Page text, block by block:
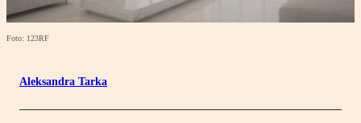
Foto: 123RF
Aleksandra Tarka